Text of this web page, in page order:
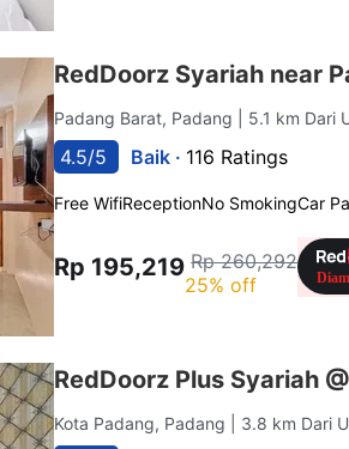
RedDoorz Syariah near
Padang Barat, Padang | 5.1 km Dari
4.5/5 Baik · 116 Ratings
Free WifiReceptionNo SmokingCar
Rp 195,219 Rp 260,292
25% off
RedDoorz Plus Syariah
Kota Padang, Padang | 3.8 km Dari